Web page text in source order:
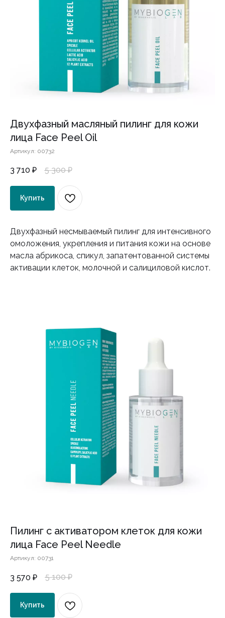
Двухфазный масляный пилинг для кожи
лица Face Peel Oil
Артикул: 00732
3 710 ₽ 5 300 ₽
Купить
Двухфазный несмываемый пилинг для интенсивного
омоложения, укрепления и питания кожи на основе
масла абрикоса, спикул, запатентованной системы
активации клеток, молочной и салициловой кислот.
Пилинг с активатором клеток для кожи
лица Face Peel Needle
Артикул: 00731
3 570 ₽ 5 100 ₽
Купить